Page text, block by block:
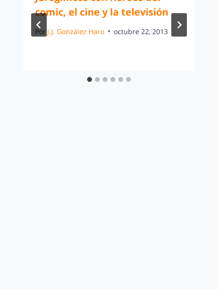
comic, el cine y la televisión
Por J.J. González Haro octubre 22, 2013